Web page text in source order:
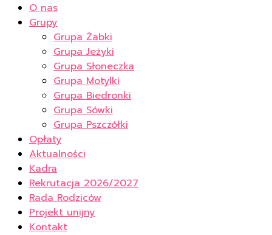
O nas
Grupy
Grupa Żabki
Grupa Jeżyki
Grupa Słoneczka
Grupa Motylki
Grupa Biedronki
Grupa Sówki
Grupa Pszczółki
Opłaty
Aktualności
Kadra
Rekrutacja 2026/2027
Rada Rodziców
Projekt unijny
Kontakt